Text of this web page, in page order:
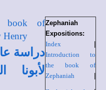
Zephaniah
Expositions:
Index
Introduction to
the book of
Zephaniah
book of
Henry
دراسة